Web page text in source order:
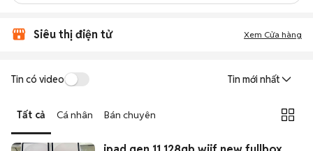
Siêu thị điện tử Xem Cửa hàng
Tin có video Tin mới nhất
Tất cả Cá nhân Bán chuyên